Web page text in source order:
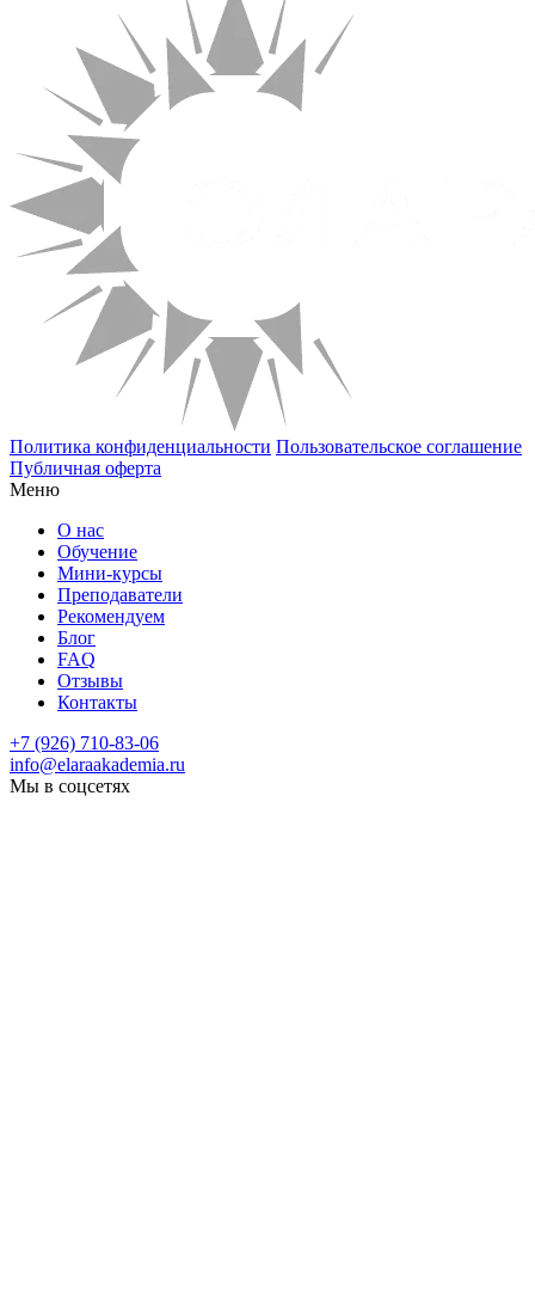
Политика конфиденциальности Пользовательское соглашение
Публичная оферта
Меню
О нас
Обучение
Мини-курсы
Преподаватели
Рекомендуем
Блог
FAQ
Отзывы
Контакты
+7 (926) 710-83-06
info@elaraakademia.ru
Мы в соцсетях